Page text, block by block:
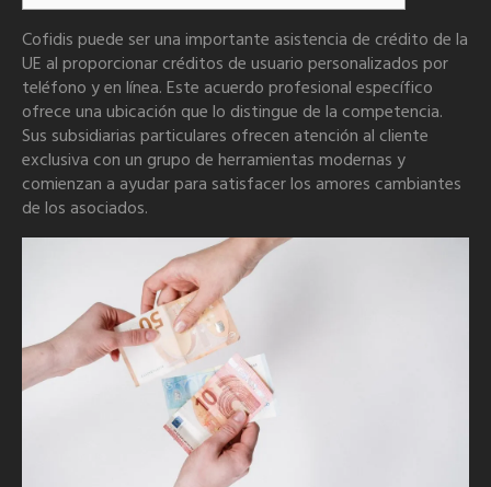
Cofidis puede ser una importante asistencia de crédito de la
UE al proporcionar créditos de usuario personalizados por
teléfono y en línea. Este acuerdo profesional específico
ofrece una ubicación que lo distingue de la competencia.
Sus subsidiarias particulares ofrecen atención al cliente
exclusiva con un grupo de herramientas modernas y
comienzan a ayudar para satisfacer los amores cambiantes
de los asociados.